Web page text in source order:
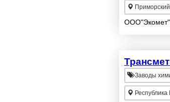
ООО"Экомет"
Заводы